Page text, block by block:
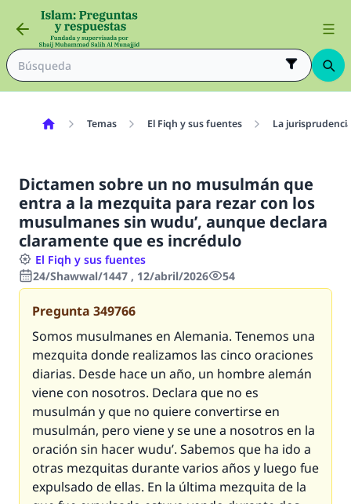
Temas El Fiqh y sus fuentes La
Dictamen sobre un no musulmán que
entra a la mezquita para rezar con los
musulmanes sin wudu’, aunque declara
claramente que es incrédulo
El Fiqh y sus fuentes
24/Shawwal/1447 , 12/abril/2026
54
Pregunta 349766
Somos musulmanes en Alemania. Tenemos una
mezquita donde realizamos las cinco oraciones
diarias. Desde hace un año, un hombre alemán
viene con nosotros. Declara que no es
musulmán y que no quiere convertirse en
musulmán, pero viene y se une a nosotros en la
oración sin hacerwudu’. Sabemos que ha ido a
otras mezquitas durante varios años y luego fue
expulsado de ellas. En la última mezquita de la